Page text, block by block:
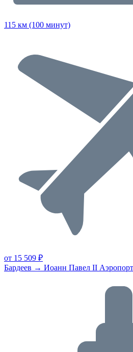
115 км (100 минут)
от 15 509 ₽
Бардеев → Иоанн Павел II